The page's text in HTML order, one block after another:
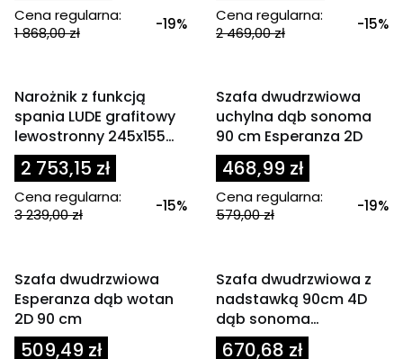
Cena regularna:
1 868,00 zł
-19%
Cena regularna:
2 469,00 zł
-15%
Narożnik z funkcją
spania LUDE grafitowy
lewostronny 245x155
cm
2 753,15 zł
Cena regularna:
3 239,00 zł
-15%
Szafa dwudrzwiowa
uchylna dąb sonoma
90 cm Esperanza 2D
468,99 zł
Cena regularna:
579,00 zł
-19%
Szafa dwudrzwiowa
Esperanza dąb wotan
2D 90 cm
509,49 zł
Szafa dwudrzwiowa z
nadstawką 90cm 4D
dąb sonoma
Esperanza
670,68 zł